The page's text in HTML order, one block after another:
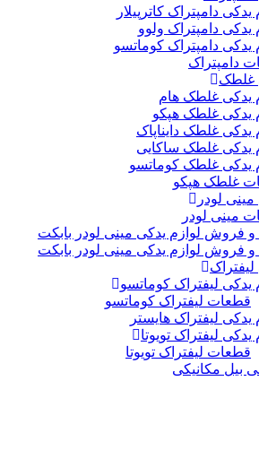
کاترپیلار
ولوو
کوماتسو
هام
هپکو
دایناپاک
ساکایی
کوماتسو
یدکی مینی لودر بابکت
یدکی مینی لودر بابکت
کوماتسو
کوماتسو
هایستر
تویوتا
تویوتا